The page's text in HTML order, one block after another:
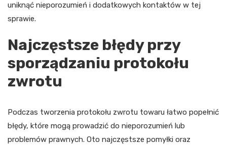
uniknąć nieporozumień i dodatkowych kontaktów w tej
sprawie.
Najczęstsze błędy przy
sporządzaniu protokołu
zwrotu
Podczas tworzenia protokołu zwrotu towaru łatwo popełnić
błędy, które mogą prowadzić do nieporozumień lub
problemów prawnych. Oto najczęstsze pomyłki oraz